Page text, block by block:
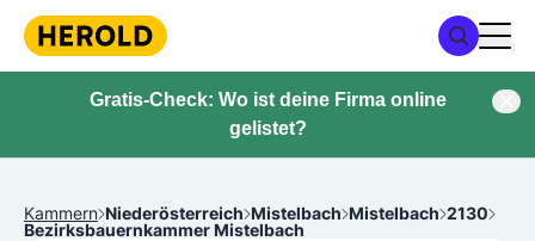
Gratis-Check: Wo ist deine Firma online
gelistet?
Kammern Niederösterreich Mistelbach Mistelbach 2130
Bezirksbauernkammer Mistelbach